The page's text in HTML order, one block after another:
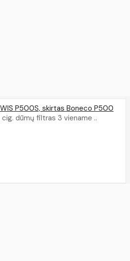
P500S, skirtas Boneco P500
dūmų filtras 3 viename ..